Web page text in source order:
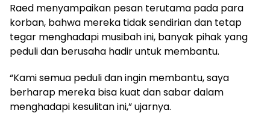
Raed menyampaikan pesan terutama pada para
korban, bahwa mereka tidak sendirian dan tetap
tegar menghadapi musibah ini, banyak pihak yang
peduli dan berusaha hadir untuk membantu.
“Kami semua peduli dan ingin membantu, saya
berharap mereka bisa kuat dan sabar dalam
menghadapi kesulitan ini,” ujarnya.